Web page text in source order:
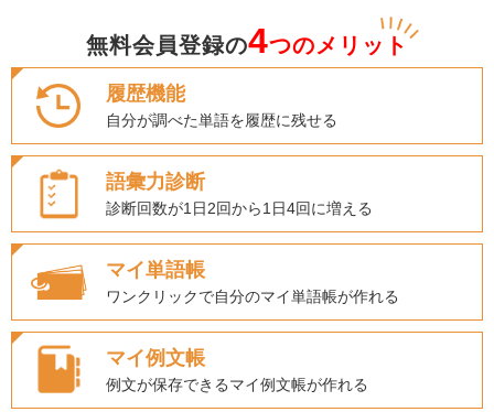
無料会員登録の4つのメリット
履歴機能
自分が調べた単語を履歴に残せる
語彙力診断
診断回数が1日2回から1日4回に増える
マイ単語帳
ワンクリックで自分のマイ単語帳が作れる
マイ例文帳
例文が保存できるマイ例文帳が作れる